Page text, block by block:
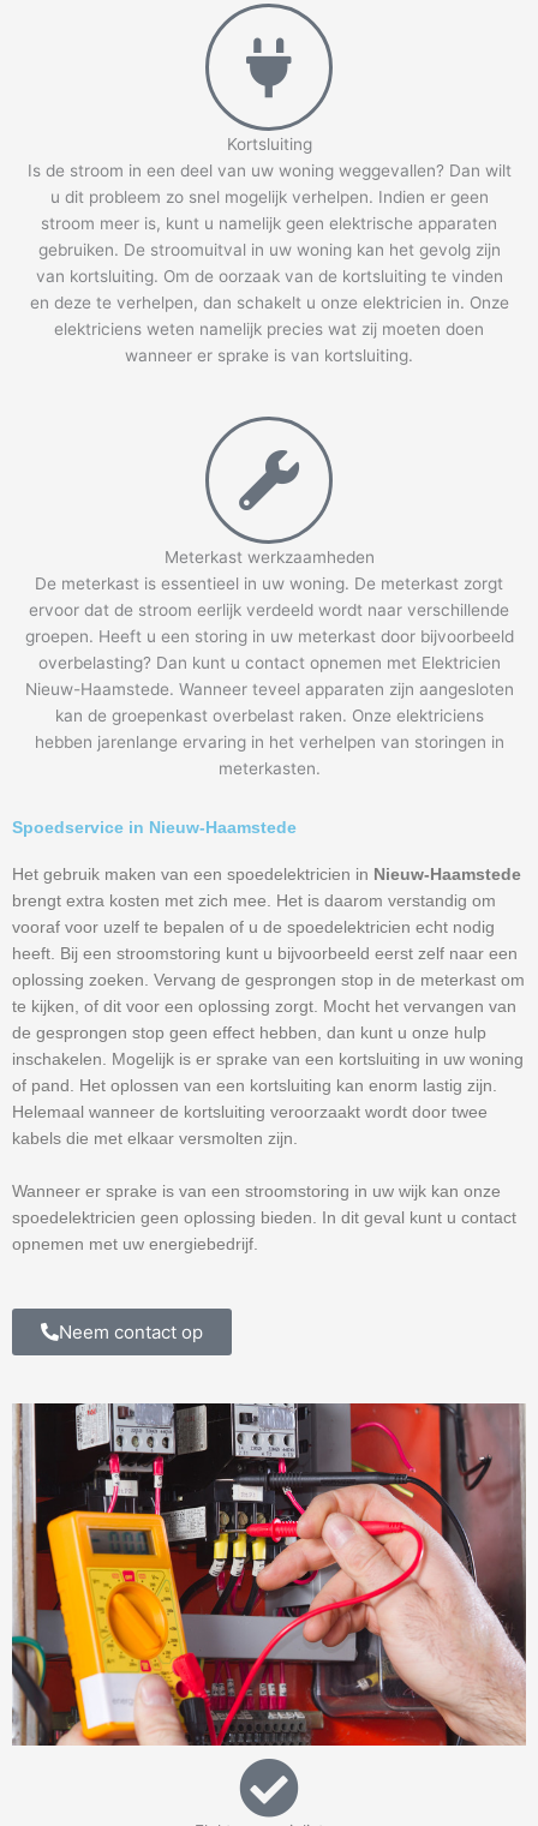
Kortsluiting
Is de stroom in een deel van uw woning weggevallen? Dan wilt
u dit probleem zo snel mogelijk verhelpen. Indien er geen
stroom meer is, kunt u namelijk geen elektrische apparaten
gebruiken. De stroomuitval in uw woning kan het gevolg zijn
van kortsluiting. Om de oorzaak van de kortsluiting te vinden
en deze te verhelpen, dan schakelt u onze elektricien in. Onze
elektriciens weten namelijk precies wat zij moeten doen
wanneer er sprake is van kortsluiting.
Meterkast werkzaamheden
De meterkast is essentieel in uw woning. De meterkast zorgt
ervoor dat de stroom eerlijk verdeeld wordt naar verschillende
groepen. Heeft u een storing in uw meterkast door bijvoorbeeld
overbelasting? Dan kunt u contact opnemen met Elektricien
Nieuw-Haamstede. Wanneer teveel apparaten zijn aangesloten
kan de groepenkast overbelast raken. Onze elektriciens
hebben jarenlange ervaring in het verhelpen van storingen in
meterkasten.
Spoedservice in Nieuw-Haamstede
Het gebruik maken van een spoedelektricien in Nieuw-Haamstede
brengt extra kosten met zich mee. Het is daarom verstandig om
vooraf voor uzelf te bepalen of u de spoedelektricien echt nodig
heeft. Bij een stroomstoring kunt u bijvoorbeeld eerst zelf naar een
oplossing zoeken. Vervang de gesprongen stop in de meterkast om
te kijken, of dit voor een oplossing zorgt. Mocht het vervangen van
de gesprongen stop geen effect hebben, dan kunt u onze hulp
inschakelen. Mogelijk is er sprake van een kortsluiting in uw woning
of pand. Het oplossen van een kortsluiting kan enorm lastig zijn.
Helemaal wanneer de kortsluiting veroorzaakt wordt door twee
kabels die met elkaar versmolten zijn.
Wanneer er sprake is van een stroomstoring in uw wijk kan onze
spoedelektricien geen oplossing bieden. In dit geval kunt u contact
opnemen met uw energiebedrijf.
Neem contact op